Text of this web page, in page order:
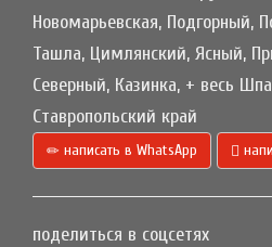
Новомарьевская, Подгорный,
Ташла, Цимлянский, Ясный,
Северный, Казинка, + весь
Ставропольский край
написать в WhatsApp
поделиться в соцсетях